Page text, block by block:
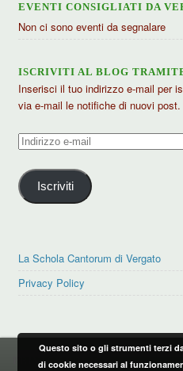
EVENTI CONSIGLIATI DA
Non ci sono eventi da segnalare
ISCRIVITI AL BLOG
Inserisci il tuo indirizzo e-mail per
via e-mail le notifiche di nuovi post.
Indirizzo
mail
Iscriviti
La Schola Cantorum di Vergato
Privacy Policy
PRIVACY POLICY
Questo sito o gli strumenti terzi
di cookie necessari al